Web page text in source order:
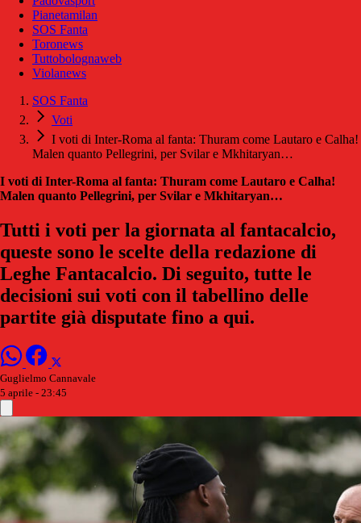
Pianetamilan
SOS Fanta
Toronews
Tuttobolognaweb
Violanews
SOS Fanta
Voti
I voti di Inter-Roma al fanta: Thuram come Lautaro e Calha!
Malen quanto Pellegrini, per Svilar e Mkhitaryan…
I voti di Inter-Roma al fanta: Thuram come Lautaro e Calha!
Malen quanto Pellegrini, per Svilar e Mkhitaryan…
Tutti i voti per la giornata al fantacalcio,
queste sono le scelte della redazione di
Leghe Fantacalcio. Di seguito, tutte le
decisioni sui voti con il tabellino delle
partite già disputate fino a qui.
Guglielmo Cannavale
5 aprile - 23:45